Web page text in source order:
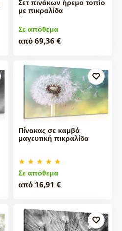
Σετ πινάκων ήρεμο τοπίο
με πικραλίδα
Σε απόθεμα
από 69,36 €
Πίνακας σε καμβά
μαγευτική πικραλίδα
Σε απόθεμα
από 16,91 €